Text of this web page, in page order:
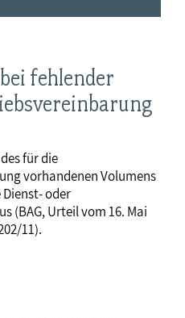
fehlender
für die
vorhandenen Volumens
Dienst- oder
(BAG, Urteil vom 16. Mai
11).